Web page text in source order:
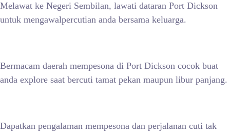
Melawat ke Negeri Sembilan, lawati dataran Port Dickson
untuk mengawalpercutian anda bersama keluarga.
Bermacam daerah mempesona di Port Dickson cocok buat
anda explore saat bercuti tamat pekan maupun libur panjang.
Dapatkan pengalaman mempesona dan perjalanan cuti tak